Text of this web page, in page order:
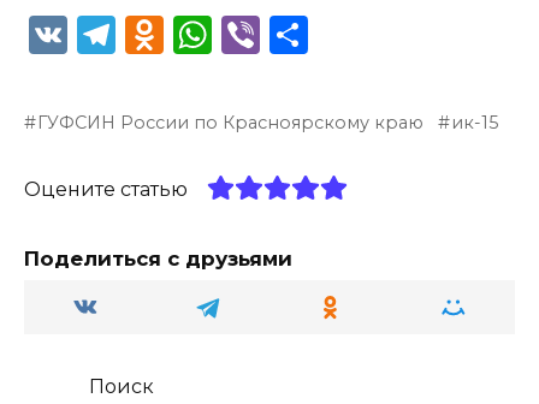
V
T
e
ra
O
n
kl
ss
ni
W
a
A
p
Vi
er п
а
т
ГУФСИН России по Красноярскому краю ик-15
Оцените статью
Поделиться с друзьями
Поиск